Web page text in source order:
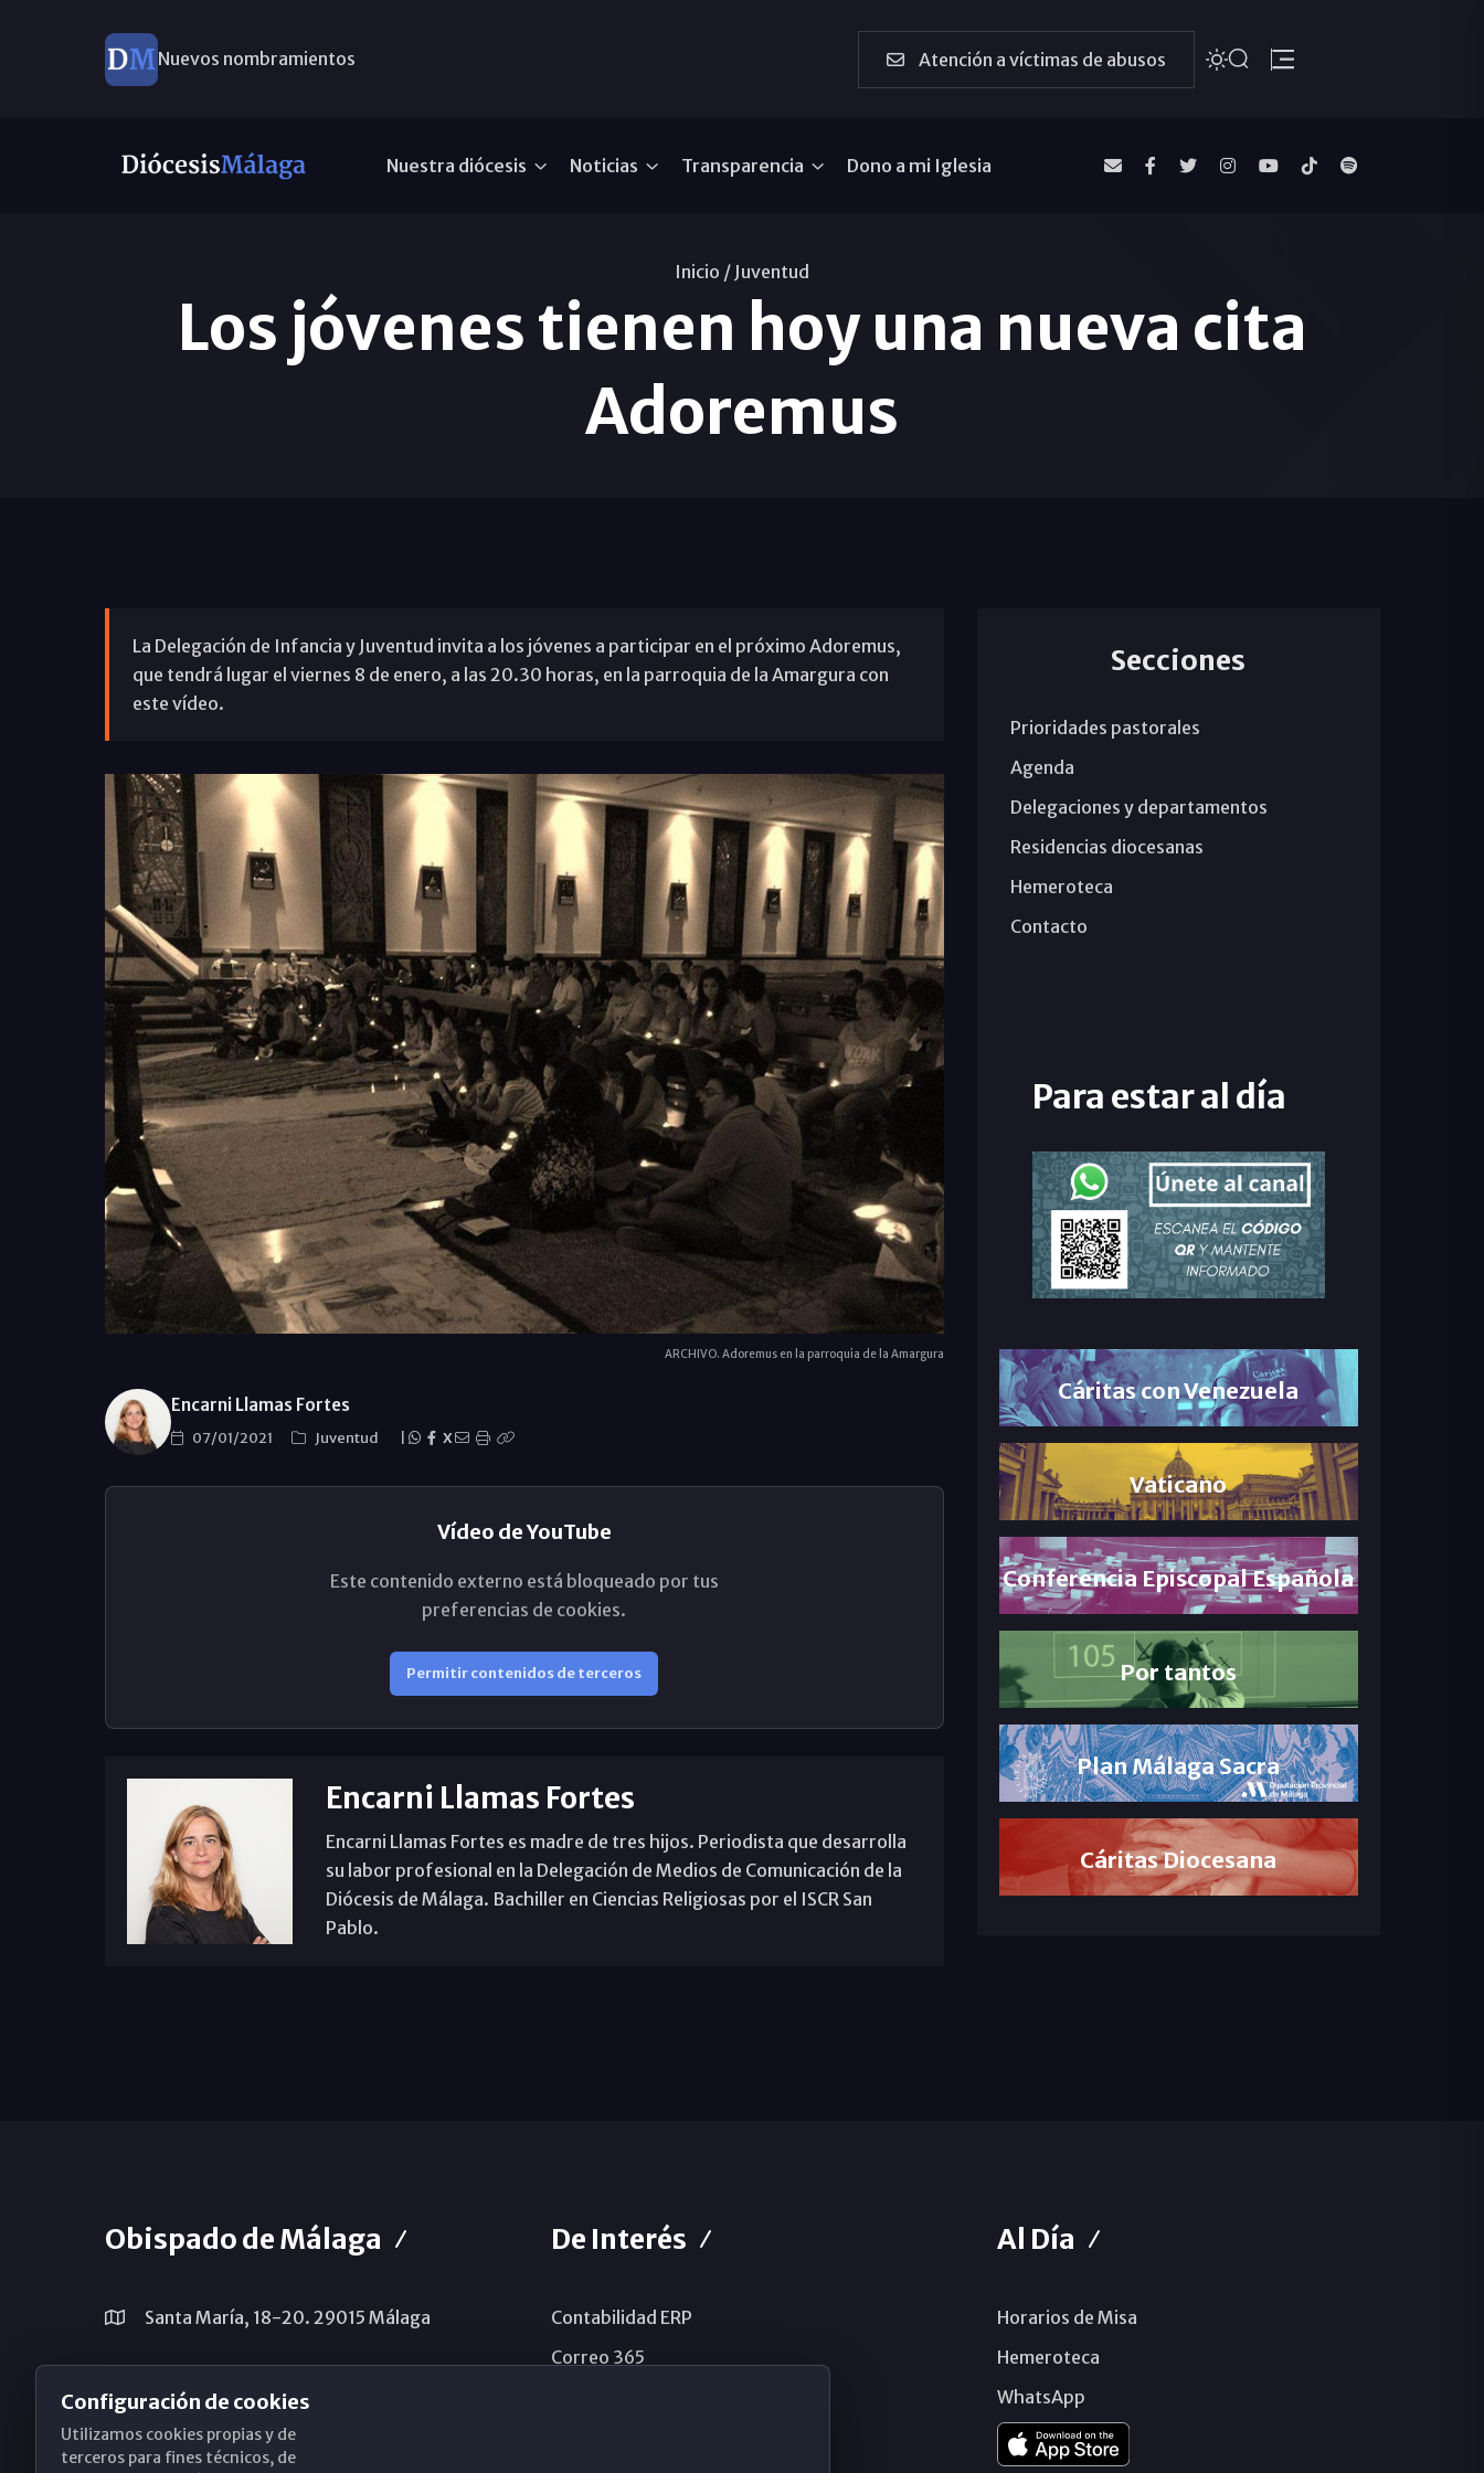
Nuevos nombramientos Atención a víctimas de abusos
Nuestra diócesis Noticias Transparencia Dono a mi Iglesia
Inicio / Juventud
Los jóvenes tienen hoy una nueva cita
Adoremus
La Delegación de Infancia y Juventud invita a los jóvenes a participar en el próximo Adoremus,
que tendrá lugar el viernes 8 de enero, a las 20.30 horas, en la parroquia de la Amargura con
este vídeo.
ARCHIVO. Adoremus en la parroquia de la Amargura
Encarni Llamas Fortes
07/01/2021 Juventud X
Vídeo de YouTube
Este contenido externo está bloqueado por tus
preferencias de cookies.
Permitir contenidos de terceros
Encarni Llamas Fortes
Encarni Llamas Fortes es madre de tres hijos. Periodista que desarrolla
su labor profesional en la Delegación de Medios de Comunicación de la
Diócesis de Málaga. Bachiller en Ciencias Religiosas por el ISCR San
Pablo.
Secciones
Prioridades pastorales
Agenda
Delegaciones y departamentos
Residencias diocesanas
Hemeroteca
Contacto
Para estar al día
Cáritas con Venezuela
Vaticano
Conferencia Episcopal Española
Por tantos
Plan Málaga Sacra
Cáritas Diocesana
Obispado de Málaga
Santa María, 18-20. 29015 Málaga
(+34) 952 224 386
obispado@diocesismalaga.es
De Interés
Contabilidad ERP
Correo 365
Al Día
Horarios de Misa
Hemeroteca
WhatsApp
Configuración de cookies
Utilizamos cookies propias y de
terceros para fines técnicos, de